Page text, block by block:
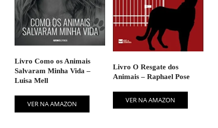
Livro Como os Animais
Salvaram Minha Vida –
Luisa Mell
VER NA AMAZON
Livro O Resgate dos
Animais – Raphael Pose
VER NA AMAZON